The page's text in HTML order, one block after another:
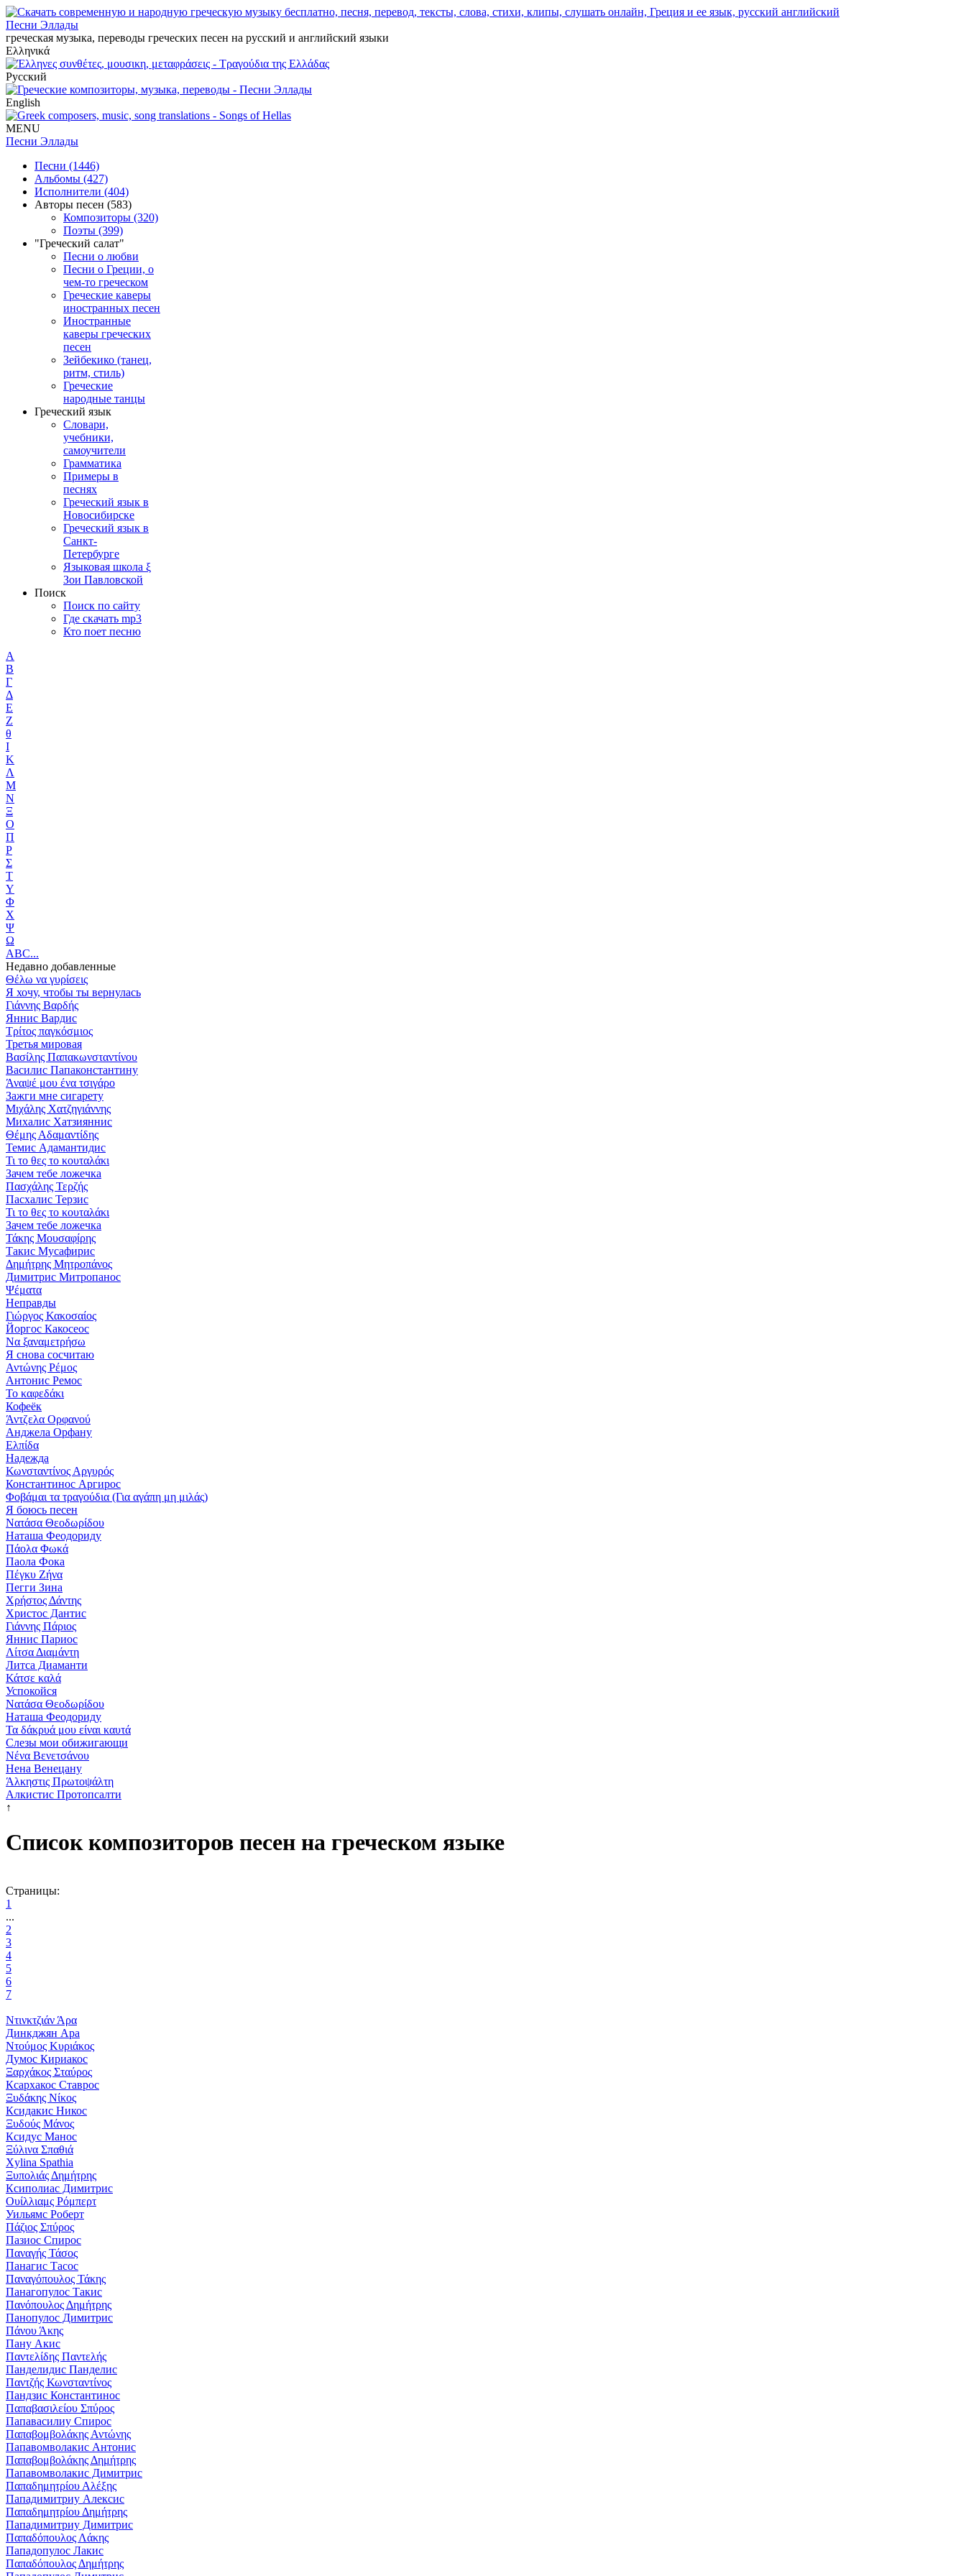
Песни Эллады
греческая музыка, переводы греческих песен на русский и английский языки
Ελληνικά
Русский
English
MENU
Песни Эллады
Песни (1446)
Альбомы (427)
Исполнители (404)
Авторы песен (583)
Композиторы (320)
Поэты (399)
"Греческий салат"
Песни о любви
Песни о Греции, о
чем-то греческом
Греческие каверы
иностранных песен
Иностранные
каверы греческих
песен
Зейбекико (танец,
ритм, стиль)
Греческие
народные танцы
Греческий язык
Словари,
учебники,
самоучители
Грамматика
Примеры в
песнях
Греческий язык в
Новосибирске
Греческий язык в
Санкт-
Петербурге
Языковая школа ξ
Зои Павловской
Поиск
Поиск по сайту
Где скачать mp3
Кто поет песню
Α
Β
Γ
Δ
Ε
Ζ
θ
Ι
Κ
Λ
Μ
Ν
Ξ
Ο
Π
Ρ
Σ
Τ
Υ
Φ
Χ
Ψ
Ω
ABC...
Недавно добавленные
Θέλω να γυρίσεις
Я хочу, чтобы ты вернулась
Γιάννης Βαρδής
Яннис Вардис
Τρίτος παγκόσμιος
Третья мировая
Βασίλης Παπακωνσταντίνου
Василис Папаконстантину
Άναψέ μου ένα τσιγάρο
Зажги мне сигарету
Μιχάλης Χατζηγιάννης
Михалис Хатзияннис
Θέμης Αδαμαντίδης
Темис Адамантидис
Τι το θες το κουταλάκι
Зачем тебе ложечка
Πασχάλης Τερζής
Пасхалис Терзис
Τι το θες το κουταλάκι
Зачем тебе ложечка
Τάκης Μουσαφίρης
Такис Мусафирис
Δημήτρης Μητροπάνος
Димитрис Митропанос
Ψέματα
Неправды
Γιώργος Κακοσαίος
Йоргос Какосеос
Να ξαναμετρήσω
Я снова сосчитаю
Αντώνης Ρέμος
Антонис Ремос
Το καφεδάκι
Кофеёк
Άντζελα Ορφανού
Анджела Орфану
Ελπίδα
Надежда
Κωνσταντίνος Αργυρός
Константинос Аргирос
Φοβάμαι τα τραγούδια (Για αγάπη μη μιλάς)
Я боюсь песен
Νατάσα Θεοδωρίδου
Наташа Феодориду
Πάολα Φωκά
Паола Фока
Πέγκυ Ζήνα
Пегги Зина
Χρήστος Δάντης
Христос Дантис
Γιάννης Πάριος
Яннис Париос
Λίτσα Διαμάντη
Литса Диаманти
Κάτσε καλά
Успокойся
Νατάσα Θεοδωρίδου
Наташа Феодориду
Τα δάκρυά μου είναι καυτά
Слезы мои обижигающи
Νένα Βενετσάνου
Нена Венецану
Άλκηστις Πρωτοψάλτη
Алкистис Протопсалти
↑
Список композиторов песен на греческом языке
Cтраницы:
1
...
2
3
4
5
6
7
Ντινκτζιάν Άρα
Динкджян Ара
Ντούμος Κυριάκος
Думос Кириакос
Ξαρχάκος Σταύρος
Ксархакос Ставрос
Ξυδάκης Νίκος
Ксидакис Никос
Ξυδούς Μάνος
Ксидус Манос
Ξύλινα Σπαθιά
Xylina Spathia
Ξυπολιάς Δημήτρης
Ксиполиас Димитрис
Ουίλλιαμς Ρόμπερτ
Уильямс Роберт
Πάζιος Σπύρος
Пазиос Спирос
Παναγής Τάσος
Панагис Тасос
Παναγόπουλος Τάκης
Панагопулос Такис
Πανόπουλος Δημήτρης
Панопулос Димитрис
Πάνου Άκης
Пану Акис
Παντελίδης Παντελής
Панделидис Панделис
Παντζής Κωνσταντίνος
Пандзис Константинос
Παπαβασιλείου Σπύρος
Папавасилиу Спирос
Παπαβομβολάκης Αντώνης
Папавомволакис Антонис
Παπαβομβολάκης Δημήτρης
Папавомволакис Димитрис
Παπαδημητρίου Αλέξης
Пападимитриу Алексис
Παπαδημητρίου Δημήτρης
Пападимитриу Димитрис
Παπαδόπουλος Λάκης
Пападопулос Лакис
Παπαδόπουλος Δημήτρης